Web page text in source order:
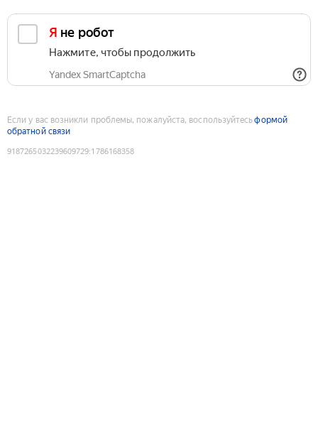
Я не робот
Нажмите, чтобы продолжить
Yandex SmartCaptcha
Если у вас возникли проблемы, пожалуйста, воспользуйтесьформой
обратной связи
9187265032239609729:1786168358